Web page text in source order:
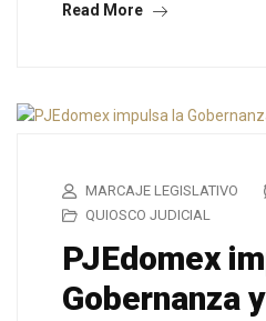
Read More
MARCAJE LEGISLATIVO
QUIOSCO JUDICIAL
PJEdomex
Gobernanza y